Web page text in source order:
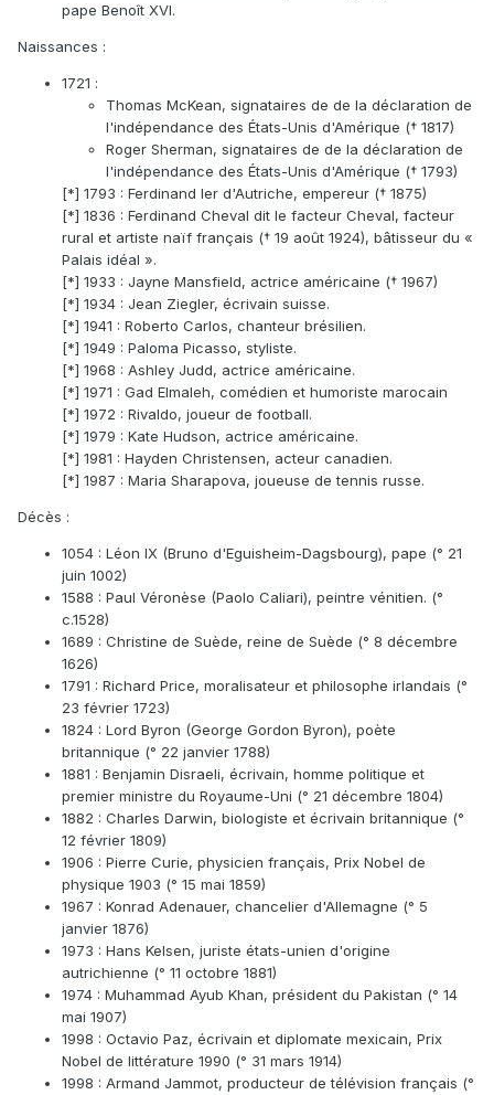
pape Benoît XVI.
Naissances :
1721 :
Thomas McKean, signataires de de la déclaration de
l'indépendance des États-Unis d'Amérique († 1817)
Roger Sherman, signataires de de la déclaration de
l'indépendance des États-Unis d'Amérique († 1793)
[*] 1793 : Ferdinand Ier d'Autriche, empereur († 1875)
[*] 1836 : Ferdinand Cheval dit le facteur Cheval, facteur
rural et artiste naïf français († 19 août 1924), bâtisseur du «
Palais idéal ».
[*] 1933 : Jayne Mansfield, actrice américaine († 1967)
[*] 1934 : Jean Ziegler, écrivain suisse.
[*] 1941 : Roberto Carlos, chanteur brésilien.
[*] 1949 : Paloma Picasso, styliste.
[*] 1968 : Ashley Judd, actrice américaine.
[*] 1971 : Gad Elmaleh, comédien et humoriste marocain
[*] 1972 : Rivaldo, joueur de football.
[*] 1979 : Kate Hudson, actrice américaine.
[*] 1981 : Hayden Christensen, acteur canadien.
[*] 1987 : Maria Sharapova, joueuse de tennis russe.
Décès :
1054 : Léon IX (Bruno d'Eguisheim-Dagsbourg), pape (° 21
juin 1002)
1588 : Paul Véronèse (Paolo Caliari), peintre vénitien. (°
c.1528)
1689 : Christine de Suède, reine de Suède (° 8 décembre
1626)
1791 : Richard Price, moralisateur et philosophe irlandais (°
23 février 1723)
1824 : Lord Byron (George Gordon Byron), poète
britannique (° 22 janvier 1788)
1881 : Benjamin Disraeli, écrivain, homme politique et
premier ministre du Royaume-Uni (° 21 décembre 1804)
1882 : Charles Darwin, biologiste et écrivain britannique (°
12 février 1809)
1906 : Pierre Curie, physicien français, Prix Nobel de
physique 1903 (° 15 mai 1859)
1967 : Konrad Adenauer, chancelier d'Allemagne (° 5
janvier 1876)
1973 : Hans Kelsen, juriste états-unien d'origine
autrichienne (° 11 octobre 1881)
1974 : Muhammad Ayub Khan, président du Pakistan (° 14
mai 1907)
1998 : Octavio Paz, écrivain et diplomate mexicain, Prix
Nobel de littérature 1990 (° 31 mars 1914)
1998 : Armand Jammot, producteur de télévision français (°